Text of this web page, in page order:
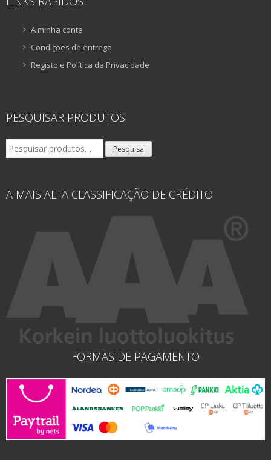
A minha conta
Condições de entrega
Registo e Política de Privacidade
PESQUISAR PRODUTOS
Pesquisar
por:
Pesquisa
A MAIS ALTA CLASSIFICAÇÃO DE CRÉDITO
FORMAS DE PAGAMENTO